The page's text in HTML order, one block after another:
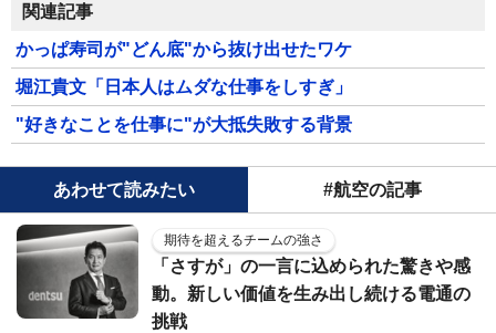
関連記事
かっぱ寿司が"どん底"から抜け出せたワケ
堀江貴文「日本人はムダな仕事をしすぎ」
"好きなことを仕事に"が大抵失敗する背景
あわせて読みたい #航空の記事
期待を超えるチームの強さ
「さすが」の一言に込められた驚きや感
動。新しい価値を生み出し続ける電通の
挑戦